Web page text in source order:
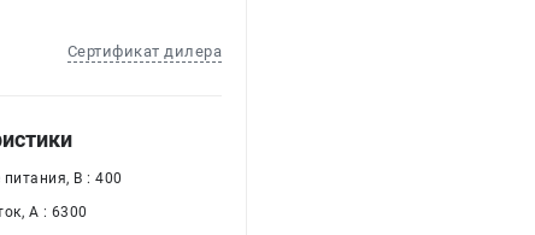
Сертификат дилера
В : 400
А : 6300